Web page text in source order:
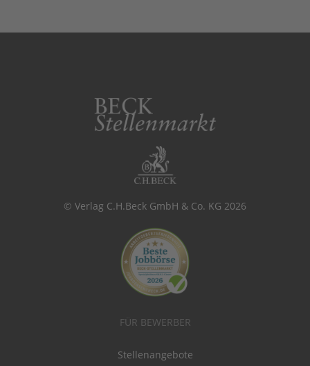
© Verlag C.H.Beck GmbH & Co. KG 2026
FÜR BEWERBER
Stellenangebote